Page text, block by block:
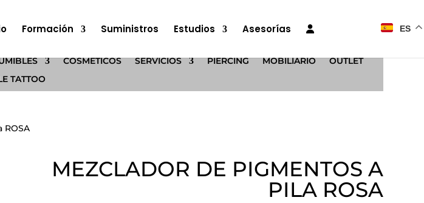
Formación Suministros Estudios Asesorías ES
COSMÉTICOS SERVICIOS PIERCING MOBILIARIO
OUTLET
TATTOO
ROSA
MEZCLADOR DE PIGMENTOS A
PILA ROSA